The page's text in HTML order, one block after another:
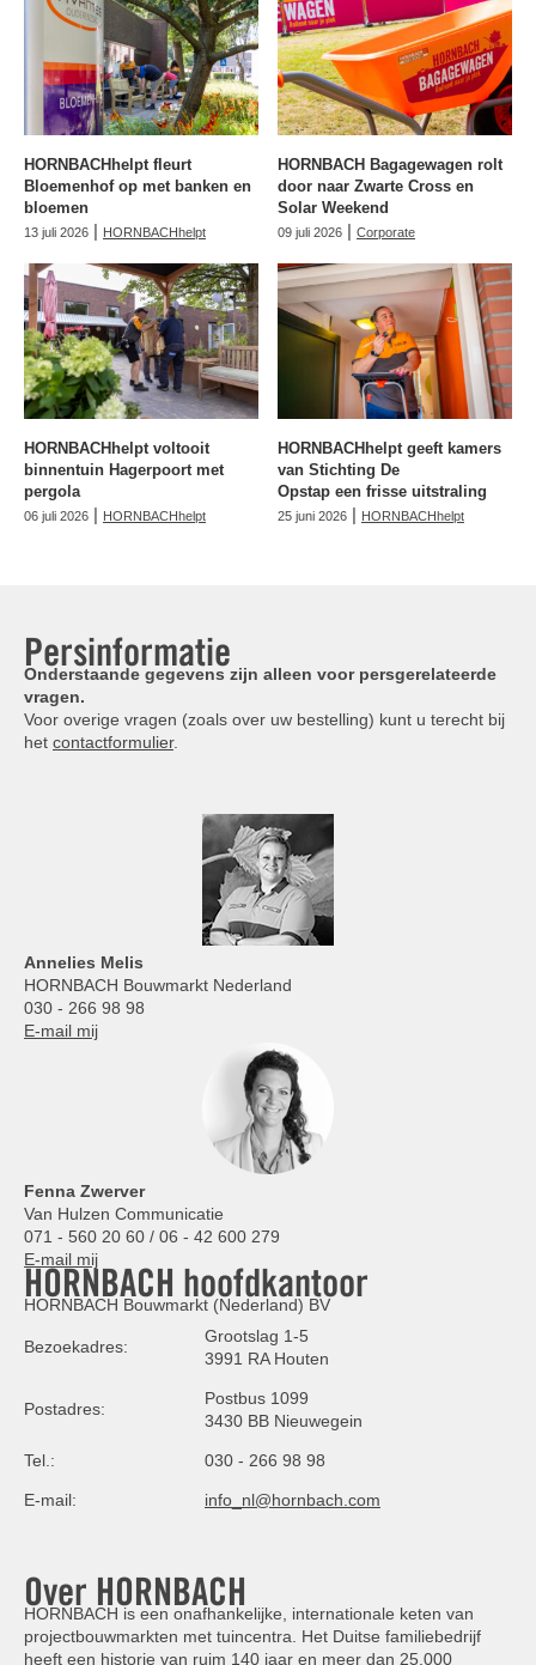
HORNBACHhelpt fleurt
Bloemenhof op met banken en
bloemen
13 juli 2026 | HORNBACHhelpt
HORNBACH Bagagewagen rolt
door naar Zwarte Cross en
Solar Weekend
09 juli 2026 | Corporate
HORNBACHhelpt voltooit
binnentuin Hagerpoort met
pergola
06 juli 2026 | HORNBACHhelpt
HORNBACHhelpt geeft kamers
van Stichting De
Opstap een frisse uitstraling
25 juni 2026 | HORNBACHhelpt
Persinformatie
Onderstaande gegevens zijn alleen voor persgerelateerde
vragen.
Voor overige vragen (zoals over uw bestelling) kunt u terecht bij
het contactformulier.
Annelies Melis
HORNBACH Bouwmarkt Nederland
030 - 266 98 98
E-mail mij
Fenna Zwerver
Van Hulzen Communicatie
071 - 560 20 60 / 06 - 42 600 279
E-mail mij
HORNBACH hoofdkantoor
HORNBACH Bouwmarkt (Nederland) BV
Bezoekadres:
Grootslag 1-5
3991 RA Houten
Postadres:
Postbus 1099
3430 BB Nieuwegein
Tel.: 030 - 266 98 98
E-mail: info_nl@hornbach.com
Over HORNBACH
HORNBACH is een onafhankelijke, internationale keten van
projectbouwmarkten met tuincentra. Het Duitse familiebedrijf
heeft een historie van ruim 140 jaar en meer dan 25.000